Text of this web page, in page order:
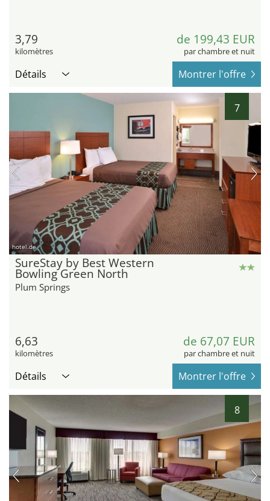
3,79
kilomètres
de 199,43 EUR
par chambre et nuit
Détails Montrer l'offre
7
hotel.de
SureStay by Best Western
Bowling Green North
Plum Springs
6,63
kilomètres
de 67,07 EUR
par chambre et nuit
Détails Montrer l'offre
8